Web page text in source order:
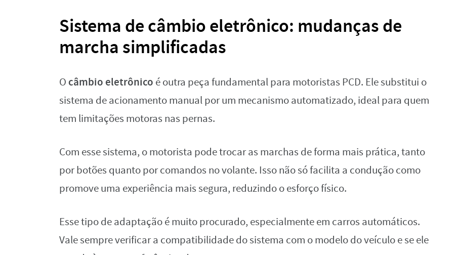
Sistema de câmbio eletrônico: mudanças de
marcha simplificadas
O câmbio eletrônico é outra peça fundamental para motoristas PCD. Ele substitui o
sistema de acionamento manual por um mecanismo automatizado, ideal para quem
tem limitações motoras nas pernas.
Com esse sistema, o motorista pode trocar as marchas de forma mais prática, tanto
por botões quanto por comandos no volante. Isso não só facilita a condução como
promove uma experiência mais segura, reduzindo o esforço físico.
Esse tipo de adaptação é muito procurado, especialmente em carros automáticos.
Vale sempre verificar a compatibilidade do sistema com o modelo do veículo e se ele